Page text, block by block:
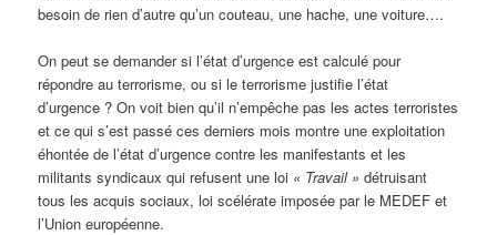
besoin de rien d’autre qu’un couteau, une hache, une voiture….
On peut se demander si l’état d’urgence est calculé pour
répondre au terrorisme, ou si le terrorisme justifie l’état
d’urgence ? On voit bien qu’il n’empêche pas les actes terroristes
et ce qui s’est passé ces derniers mois montre une exploitation
éhontée de l’état d’urgence contre les manifestants et les
militants syndicaux qui refusent une loi « Travail » détruisant
tous les acquis sociaux, loi scélérate imposée par le MEDEF et
l’Union européenne.